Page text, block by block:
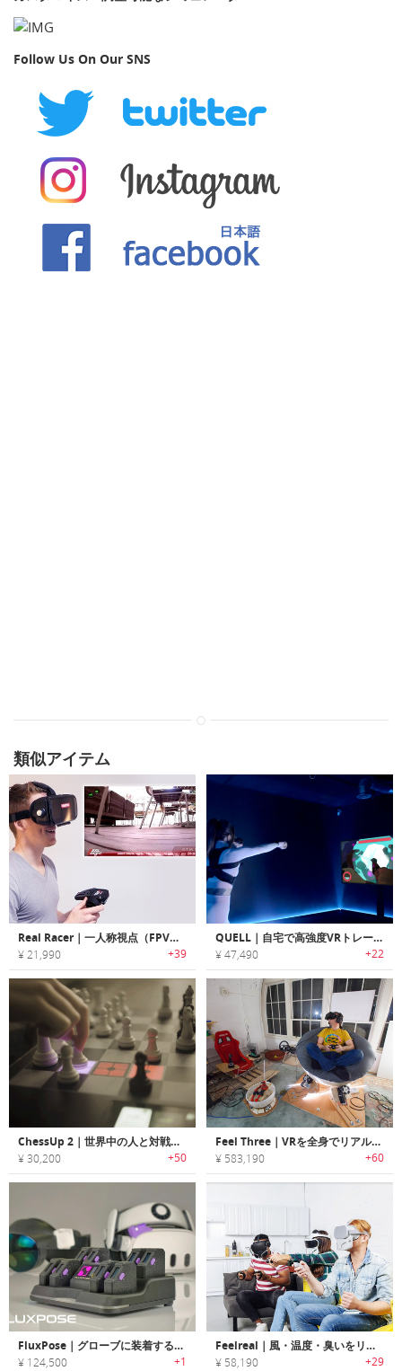
Follow Us On Our SNS
類似アイテム
Real Racer｜一人称視点（FPV）のドライビング経験ができるRCカー「リアルレーサー」
¥ 21,990 +39
QUELL｜自宅で高強度VRトレーニングが楽しめるモーショントラッキングフィットネス「クアル」
¥ 47,490 +22
ChessUp 2｜世界中の人と対戦できるスマートチェスボード
¥ 30,200 +50
Feel Three｜VRを全身でリアルに体感できるVRモーションシュミレーター「フィールスリー」
¥ 583,190 +60
FluxPose｜グローブに装着するだけでVR没入度が上がる高精度トラッキングシステム
¥ 124,500 +1
Feelreal｜風・温度・臭いをリアルに体感可能なマルチセンサーVRマスク「フィールリアル」
¥ 58,190 +29